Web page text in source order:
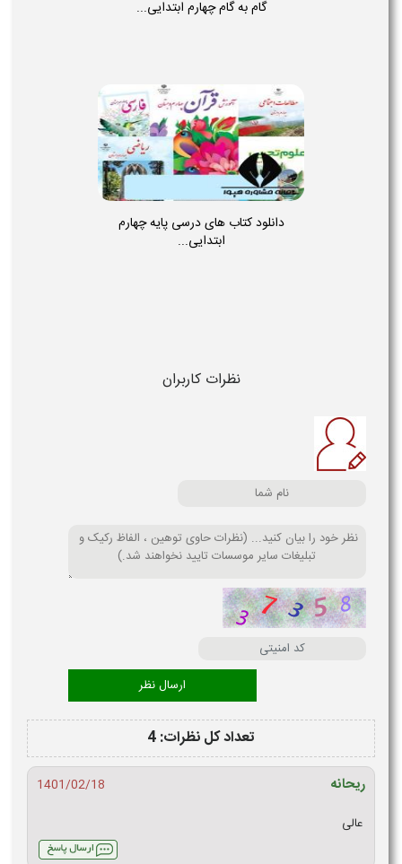
گام به گام چهارم ابتدایی...
دانلود کتاب های درسی پایه چهارم
ابتدایی...
نظرات کاربران
تعداد کل نظرات: 4
ریحانه
1401/02/18
عالی